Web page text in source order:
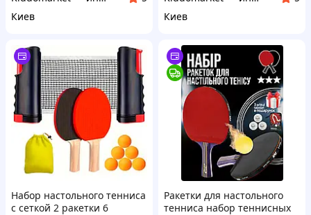
Киев
Киев
Набор настольного тенниса
с сеткой 2 ракетки 6
Ракетки для настольного
тенниса набор теннисных